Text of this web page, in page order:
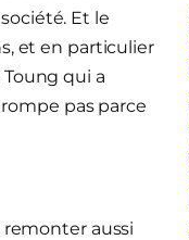
Et le
et en particulier
qui a
pas parce
remonter aussi